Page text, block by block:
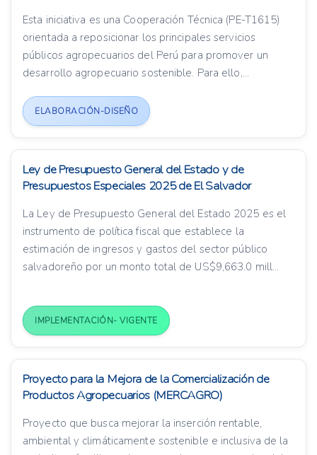
Esta iniciativa es una Cooperación Técnica (PE-T1615)
orientada a reposicionar los principales servicios
públicos agropecuarios del Perú para promover un
desarrollo agropecuario sostenible. Para ello,...
ELABORACIÓN-DISEÑO
Ley de Presupuesto General del Estado y de
Presupuestos Especiales 2025 de El Salvador
La Ley de Presupuesto General del Estado 2025 es el
instrumento de política fiscal que establece la
estimación de ingresos y gastos del sector público
salvadoreño por un monto total de US$9,663.0 mill...
IMPLEMENTACIÓN- VIGENTE
Proyecto para la Mejora de la Comercialización de
Productos Agropecuarios (MERCAGRO)
Proyecto que busca mejorar la inserción rentable,
ambiental y climáticamente sostenible e inclusiva de la